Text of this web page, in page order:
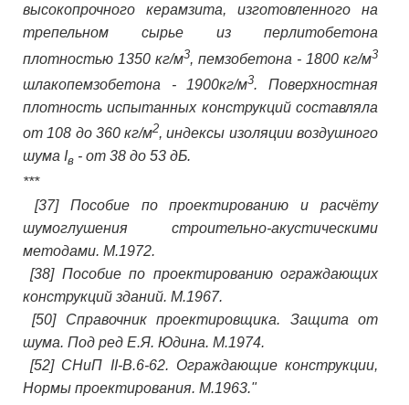
высокопрочного керамзита, изготовленного на
трепельном сырье из перлитобетона
плотностью 1350 кг/м3, пемзобетона - 1800 кг/м3
шлакопемзобетона - 1900кг/м3. Поверхностная
плотность испытанных конструкций составляла
от 108 до 360 кг/м2, индексы изоляции воздушного
шума Iв - от 38 до 53 дБ.
***
[37] Пособие по проектированию и расчёту
шумоглушения строительно-акустическими
методами. М.1972.
[38] Пособие по проектированию ограждающих
конструкций зданий. М.1967.
[50] Справочник проектировщика. Защита от
шума. Под ред Е.Я. Юдина. М.1974.
[52] СНиП II-В.6-62. Ограждающие конструкции,
Нормы проектирования. М.1963."